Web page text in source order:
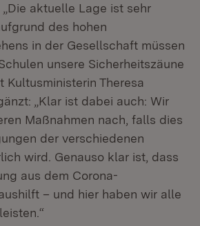
aktuelle Lage ist sehr
des hohen
in der Gesellschaft müssen
unsere Sicherheitszäune
Kultusministerin Theresa
„Klar ist dabei auch: Wir
Maßnahmen nach, falls dies
der verschiedenen
wird. Genauso klar ist, dass
aus dem Corona-
– und hier haben wir alle